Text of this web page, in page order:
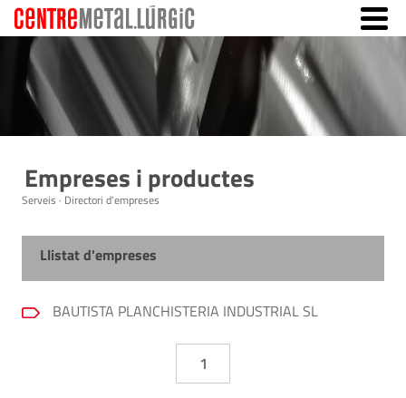
Empreses i productes
Serveis · Directori d'empreses
Llistat d'empreses
BAUTISTA PLANCHISTERIA INDUSTRIAL SL
1